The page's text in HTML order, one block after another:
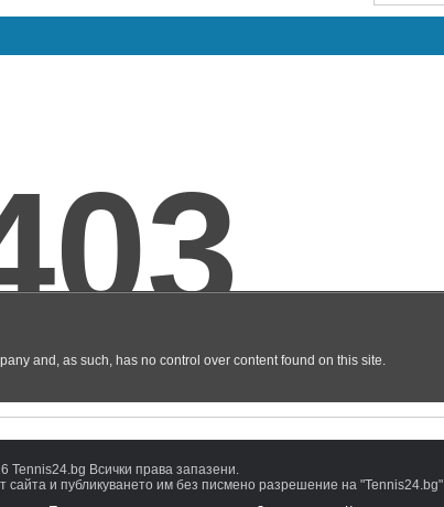
Tennis24.bg Всички права запазени.
и публикуването им без писмено разрешение на "Tennis24.bg"